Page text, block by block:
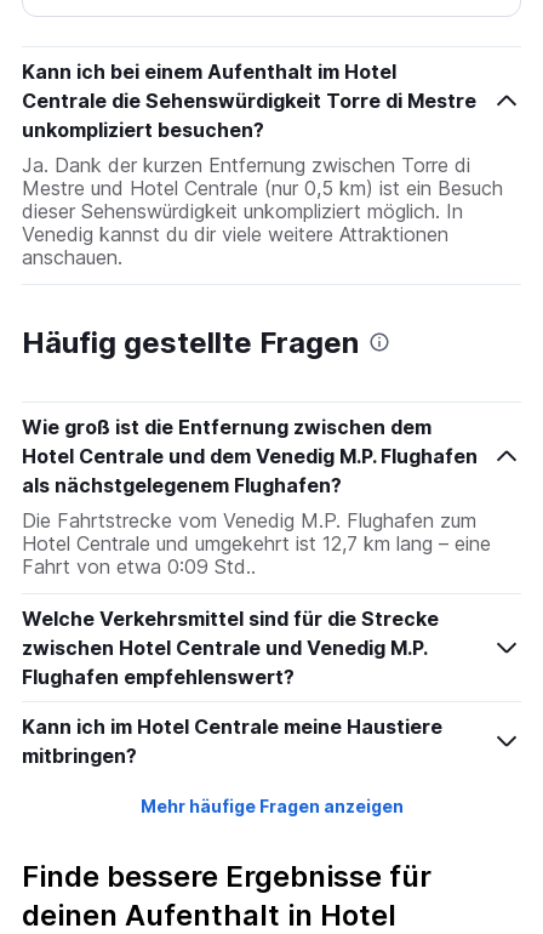
Kann ich bei einem Aufenthalt im Hotel
Centrale die Sehenswürdigkeit Torre di Mestre
unkompliziert besuchen?
Ja. Dank der kurzen Entfernung zwischen Torre di
Mestre und Hotel Centrale (nur 0,5 km) ist ein Besuch
dieser Sehenswürdigkeit unkompliziert möglich. In
Venedig kannst du dir viele weitere Attraktionen
anschauen.
Häufig gestellte Fragen
Wie groß ist die Entfernung zwischen dem
Hotel Centrale und dem Venedig M.P. Flughafen
als nächstgelegenem Flughafen?
Die Fahrtstrecke vom Venedig M.P. Flughafen zum
Hotel Centrale und umgekehrt ist 12,7 km lang – eine
Fahrt von etwa 0:09 Std..
Welche Verkehrsmittel sind für die Strecke
zwischen Hotel Centrale und Venedig M.P.
Flughafen empfehlenswert?
Kann ich im Hotel Centrale meine Haustiere
mitbringen?
Mehr häufige Fragen anzeigen
Finde bessere Ergebnisse für
deinen Aufenthalt in Hotel